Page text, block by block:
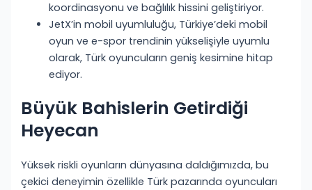
koordinasyonu ve bağlılık hissini geliştiriyor.
JetX’in mobil uyumluluğu, Türkiye’deki mobil
oyun ve e-spor trendinin yükselişiyle uyumlu
olarak, Türk oyuncuların geniş kesimine hitap
ediyor.
Büyük Bahislerin Getirdiği
Heyecan
Yüksek riskli oyunların dünyasına daldığımızda, bu
çekici deneyimin özellikle Türk pazarında oyuncuları